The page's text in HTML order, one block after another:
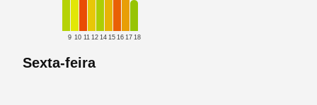
9 10 11 12 14 15 16 17 18
Sexta-feira